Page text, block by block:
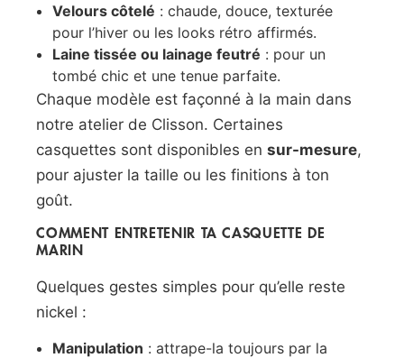
Velours côtelé : chaude, douce, texturée
pour l’hiver ou les looks rétro affirmés.
Laine tissée ou lainage feutré : pour un
tombé chic et une tenue parfaite.
Chaque modèle est façonné à la main dans
notre atelier de Clisson. Certaines
casquettes sont disponibles ensur-mesure,
pour ajuster la taille ou les finitions à ton
goût.
COMMENT ENTRETENIR TA CASQUETTE DE
MARIN
Quelques gestes simples pour qu’elle reste
nickel :
Manipulation : attrape-la toujours par la